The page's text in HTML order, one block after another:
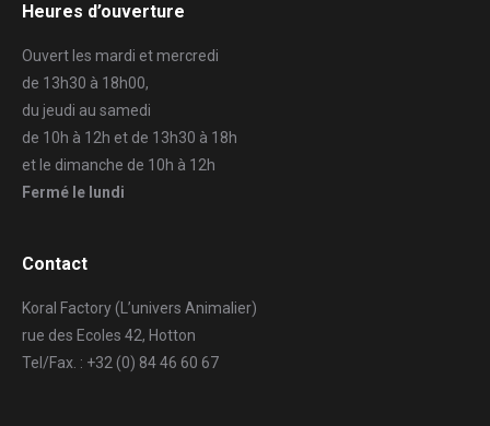
Heures d’ouverture
Ouvert les mardi et mercredi
de 13h30 à 18h00,
du jeudi au samedi
de 10h à 12h et de 13h30 à 18h
et le dimanche de 10h à 12h
Fermé le lundi
Contact
Koral Factory (L’univers Animalier)
rue des Ecoles 42, Hotton
Tel/Fax. : +32 (0) 84 46 60 67